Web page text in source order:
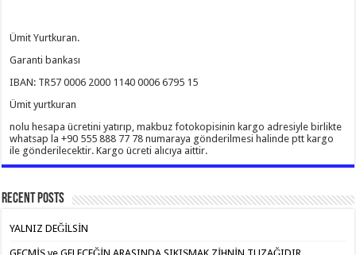
Ümit Yurtkuran.
Garanti bankası
IBAN: TR57 0006 2000 1140 0006 6795 15
Ümit yurtkuran
nolu hesapa ücretini yatırıp, makbuz fotokopisinin kargo adresiyle birlikte
whatsap la +90 555 888 77 78 numaraya gönderilmesi halinde ptt kargo
ile gönderilecektir. Kargo ücreti alıcıya aittir.
Recent Posts
YALNIZ DEĞİLSİN